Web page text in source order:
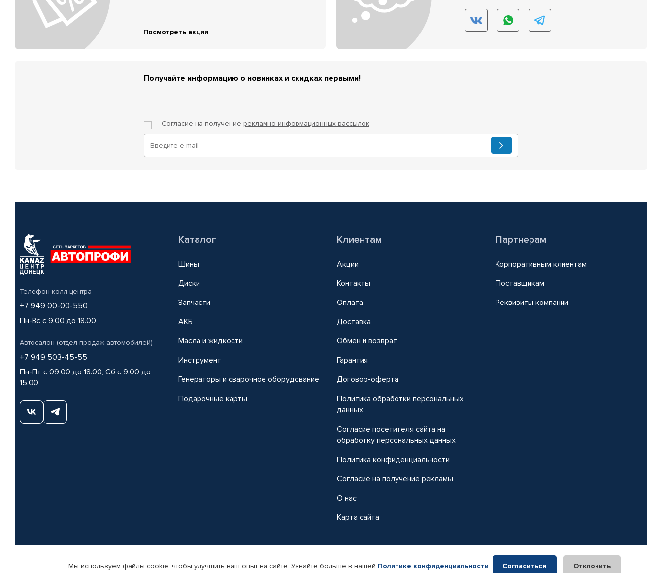
Посмотреть акции
Получайте информацию о новинках и скидках первыми!
Согласие на получение рекламно-информационных рассылок
Телефон колл-центра
+7 949 00-00-550
Пн-Вс с 9.00 до 18.00
Автосалон (отдел продаж автомобилей)
+7 949 503-45-55
Пн-Пт с 09.00 до 18.00, Сб с 9.00 до
15.00
Каталог
Шины
Диски
Запчасти
АКБ
Масла и жидкости
Инструмент
Генераторы и сварочное оборудование
Подарочные карты
Клиентам
Акции
Контакты
Оплата
Доставка
Обмен и возврат
Гарантия
Договор-оферта
Политика обработки персональных
данных
Согласие посетителя сайта на
обработку персональных данных
Политика конфиденциальности
Согласие на получение рекламы
О нас
Карта сайта
Партнерам
Корпоративным клиентам
Поставщикам
Реквизиты компании
© КАМАЗ ЦЕНТР ДОНЕЦК, 2015-2026. Все права защищены. Интернет-магазин автомобильных товаров Автопрофи.
Мы используем файлы cookie, чтобы улучшить ваш опыт на сайте. Узнайте больше в нашей Политике конфиденциальности. Согласиться Отклонить